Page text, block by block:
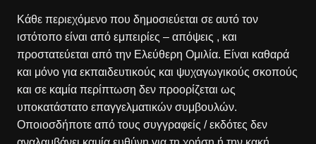
Κάθε περιεχόμενο που δημοσιεύεται σε αυτό τον
ιστότοπο είναι από εμπειρίες – απόψεις , και
προστατεύεται από την Ελεύθερη Ομιλία. Είναι καθαρά
και μόνο για εκπαιδευτικούς και ψυχαγωγικούς σκοπούς
και σε καμία περίπτωση δεν προορίζεται ως
υποκατάστατο επαγγελματικών συμβουλών.
Οποιοσδήποτε από τους συγγραφείς / εκδότες δεν